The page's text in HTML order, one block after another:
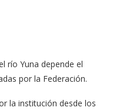
río Yuna depende el
por la Federación.
la institución desde los